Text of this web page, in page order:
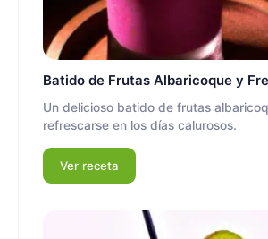
Batido de Frutas Albaricoque y
Un delicioso batido de frutas
refrescarse en los días calurosos.
Ver receta